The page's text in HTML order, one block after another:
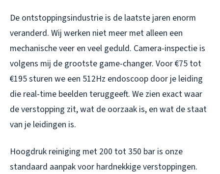
De ontstoppingsindustrie is de laatste jaren enorm
veranderd. Wij werken niet meer met alleen een
mechanische veer en veel geduld. Camera-inspectie is
volgens mij de grootste game-changer. Voor €75 tot
€195 sturen we een 512Hz endoscoop door je leiding
die real-time beelden teruggeeft. We zien exact waar
de verstopping zit, wat de oorzaak is, en wat de staat
van je leidingen is.
Hoogdruk reiniging met 200 tot 350 bar is onze
standaard aanpak voor hardnekkige verstoppingen.